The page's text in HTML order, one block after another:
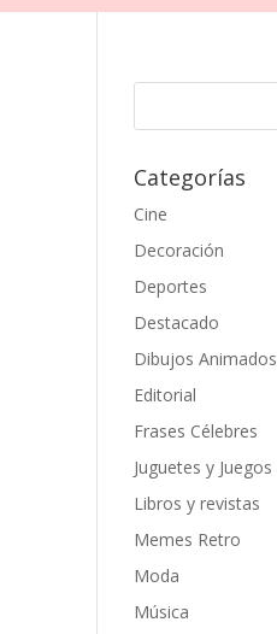
Categorías
Cine
Decoración
Deportes
Destacado
Dibujos Animados
Editorial
Frases Célebres
Juguetes y Juegos
Libros y revistas
Memes Retro
Moda
Música